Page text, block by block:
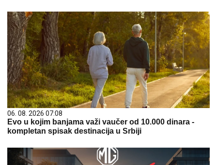
06. 08. 2026 07:08
Evo u kojim banjama važi vaučer od 10.000 dinara -
kompletan spisak destinacija u Srbiji